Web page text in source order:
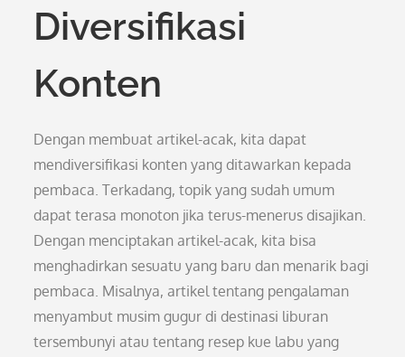
Diversifikasi
Konten
Dengan membuat artikel-acak, kita dapat
mendiversifikasi konten yang ditawarkan kepada
pembaca. Terkadang, topik yang sudah umum
dapat terasa monoton jika terus-menerus disajikan.
Dengan menciptakan artikel-acak, kita bisa
menghadirkan sesuatu yang baru dan menarik bagi
pembaca. Misalnya, artikel tentang pengalaman
menyambut musim gugur di destinasi liburan
tersembunyi atau tentang resep kue labu yang